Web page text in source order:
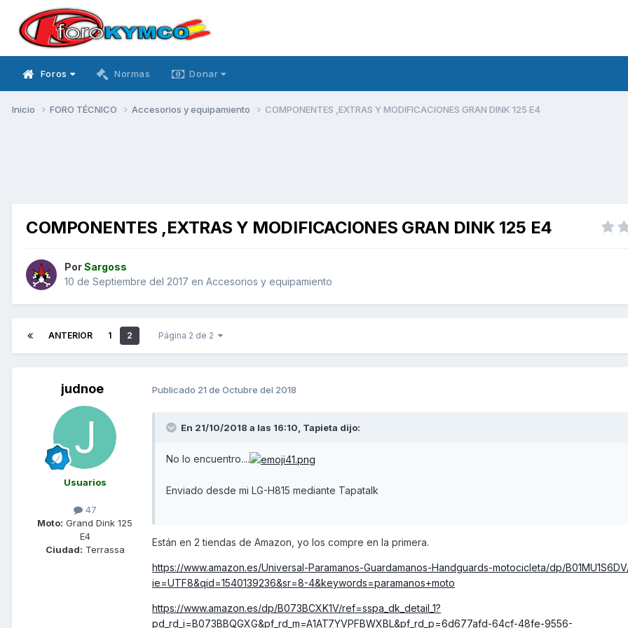
Foros Normas Donar
Inicio FORO TÉCNICO Accesorios y equipamiento COMPONENTES ,EXTRAS Y MODIFICACIONES GRAN DINK 125 E4
COMPONENTES ,EXTRAS Y MODIFICACIONES GRAN DINK 125 E4
PorSargoss
10 de Septiembre del 2017 en Accesorios y equipamiento
ANTERIOR 1 2 Página 2 de 2
judnoe
Usuarios
47
Moto: Grand Dink 125
E4
Ciudad: Terrassa
Publicado 21 de Octubre del 2018
En 21/10/2018 a las 16:10, Tapieta dijo:
No lo encuentro....
Enviado desde mi LG-H815 mediante Tapatalk
Están en 2 tiendas de Amazon, yo los compre en la primera.
https://www.amazon.es/Universal-Paramanos-Guardamanos-Handguards-motocicleta/dp/B01MU1S6DV/
ie=UTF8&qid=1540139236&sr=8-4&keywords=paramanos+moto
https://www.amazon.es/dp/B073BCXK1V/ref=sspa_dk_detail_1?
pd_rd_i=B073BBQGXG&pf_rd_m=A1AT7YVPFBWXBL&pf_rd_p=6d677afd-64cf-48fe-9556-